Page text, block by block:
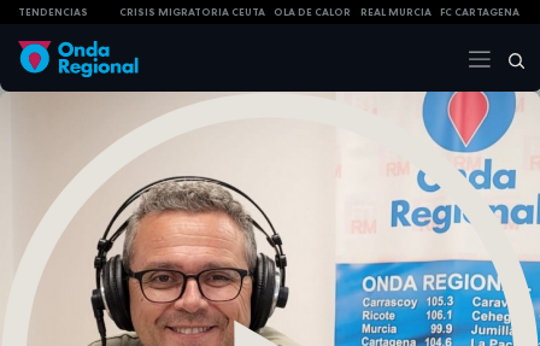
TENDENCIAS CRISIS MIGRATORIA CEUTA OLA DE CALOR REAL MURCIA FC CARTAGENA